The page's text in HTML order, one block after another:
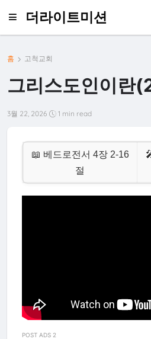
더라이트미션
홈 고척교회
그리스도인이란
3월 22, 2026 1 min read
📖 베드로전서 4장 2-16
절
POST ADS 2